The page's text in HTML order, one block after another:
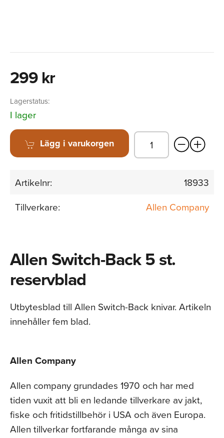
299 kr
Lagerstatus:
I lager
Lägg i varukorgen
Artikelnr:
18933
Tillverkare:
Allen Company
Allen Switch-Back 5 st.
reservblad
Utbytesblad till Allen Switch-Back knivar. Artikeln
innehåller fem blad.
Allen Company
Allen company grundades 1970 och har med
tiden vuxit att bli en ledande tillverkare av jakt,
fiske och fritidstillbehör i USA och även Europa.
Allen tillverkar fortfarande många av sina